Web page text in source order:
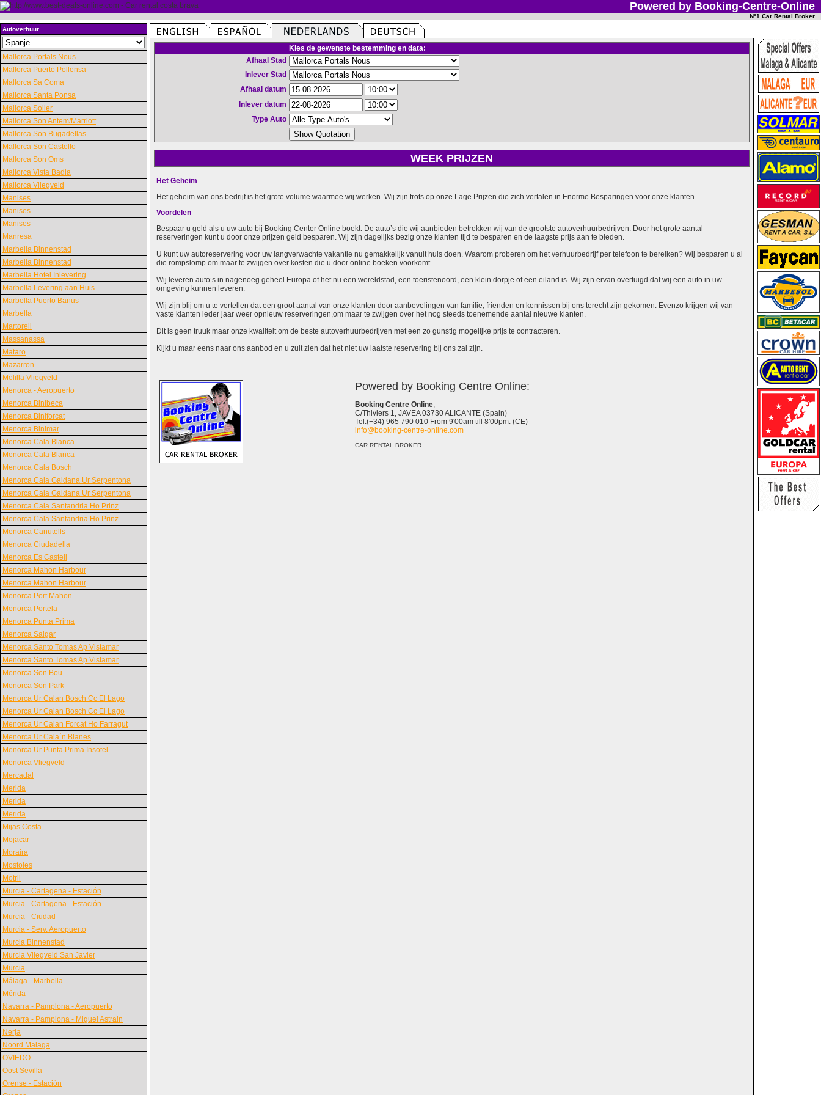
Powered by Booking-Centre-Online
N°1 Car Rental Broker
Autoverhuur
Mallorca Portals Nous
Mallorca Puerto Pollensa
Mallorca Sa Coma
Mallorca Santa Ponsa
Mallorca Soller
Mallorca Son Antem/Marriott
Mallorca Son Bugadellas
Mallorca Son Castello
Mallorca Son Oms
Mallorca Vista Badia
Mallorca Vliegveld
Manises
Manises
Manises
Manresa
Marbella Binnenstad
Marbella Binnenstad
Marbella Hotel Inlevering
Marbella Levering aan Huis
Marbella Puerto Banus
Marbella
Martorell
Massanassa
Mataro
Mazarron
Melilla Vliegveld
Menorca - Aeropuerto
Menorca Binibeca
Menorca Biniforcat
Menorca Binimar
Menorca Cala Blanca
Menorca Cala Blanca
Menorca Cala Bosch
Menorca Cala Galdana Ur Serpentona
Menorca Cala Galdana Ur Serpentona
Menorca Cala Santandria Ho Prinz
Menorca Cala Santandria Ho Prinz
Menorca Canutells
Menorca Ciudadella
Menorca Es Castell
Menorca Mahon Harbour
Menorca Mahon Harbour
Menorca Port Mahon
Menorca Portela
Menorca Punta Prima
Menorca Salgar
Menorca Santo Tomas Ap Vistamar
Menorca Santo Tomas Ap Vistamar
Menorca Son Bou
Menorca Son Park
Menorca Ur Calan Bosch Cc El Lago
Menorca Ur Calan Bosch Cc El Lago
Menorca Ur Calan Forcat Ho Farragut
Menorca Ur Cala´n Blanes
Menorca Ur Punta Prima Insotel
Menorca Vliegveld
Mercadal
Merida
Merida
Merida
Mijas Costa
Mojacar
Moraira
Mostoles
Motril
Murcia - Cartagena - Estación
Murcia - Cartagena - Estación
Murcia - Ciudad
Murcia - Serv. Aeropuerto
Murcia Binnenstad
Murcia Vliegveld San Javier
Murcia
Málaga - Marbella
Mérida
Navarra - Pamplona - Aeropuerto
Navarra - Pamplona - Miguel Astrain
Nerja
Noord Malaga
OVIEDO
Oost Sevilla
Orense - Estación
Kies de gewenste bestemming en data:
Afhaal Stad
Inlever Stad
Afhaal datum
Inlever datum
Type Auto
WEEK PRIJZEN
Het Geheim
Het geheim van ons bedrijf is het grote volume waarmee wij werken. Wij zijn trots op onze Lage Prijzen die zich vertalen in Enorme Besparingen voor onze klanten.
Voordelen
Bespaar u geld als u uw auto bij Booking Center Online boekt. De auto’s die wij aanbieden betrekken wij van de grootste autoverhuurbedrijven. Door het grote aantal
reserveringen kunt u door onze prijzen geld besparen. Wij zijn dagelijks bezig onze klanten tijd te besparen en de laagste prijs aan te bieden.
U kunt uw autoreservering voor uw langverwachte vakantie nu gemakkelijk vanuit huis doen. Waarom proberen om het verhuurbedrijf per telefoon te bereiken? Wij besparen u al
die rompslomp om maar te zwijgen over kosten die u door online boeken voorkomt.
Wij leveren auto’s in nagenoeg geheel Europa of het nu een wereldstad, een toeristenoord, een klein dorpje of een eiland is. Wij zijn ervan overtuigd dat wij een auto in uw
omgeving kunnen leveren.
Wij zijn blij om u te vertellen dat een groot aantal van onze klanten door aanbevelingen van familie, frienden en kennissen bij ons terecht zijn gekomen. Evenzo krijgen wij van
vaste klanten ieder jaar weer opnieuw reserveringen,om maar te zwijgen over het nog steeds toenemende aantal nieuwe klanten.
Dit is geen truuk maar onze kwaliteit om de beste autoverhuurbedrijven met een zo gunstig mogelijke prijs te contracteren.
Kijkt u maar eens naar ons aanbod en u zult zien dat het niet uw laatste reservering bij ons zal zijn.
Powered by Booking Centre Online:
Booking Centre Online,
C/Thiviers 1, JAVEA 03730 ALICANTE (Spain)
Tel.(+34) 965 790 010 From 9'00am till 8'00pm. (CE)
info@booking-centre-online.com
CAR RENTAL BROKER